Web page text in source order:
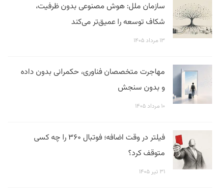
سازمان ملل: هوش مصنوعی بدون ظرفیت،
شکاف توسعه را عمیق‌تر می‌کند
۱۳ مرداد ۱۴۰۵
مهاجرت متخصصان فناوری، حکمرانی بدون داده
و بدون سنجش
۱۰ مرداد ۱۴۰۵
فیلتر در وقت اضافه؛ فوتبال ۳۶۰ را چه کسی
متوقف کرد؟
۳۱ تیر ۱۴۰۵